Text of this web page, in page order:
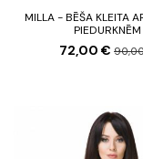
MILLA - BĒŠA KLEITA
PIEDURKNĒM
72,00 €